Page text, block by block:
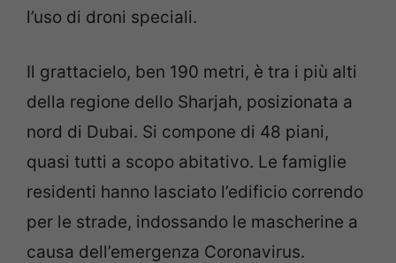
l’uso di droni speciali.
Il grattacielo, ben 190 metri, è tra i più alti
della regione dello Sharjah, posizionata a
nord di Dubai. Si compone di 48 piani,
quasi tutti a scopo abitativo. Le famiglie
residenti hanno lasciato l’edificio correndo
per le strade, indossando le mascherine a
causa dell’emergenza Coronavirus.